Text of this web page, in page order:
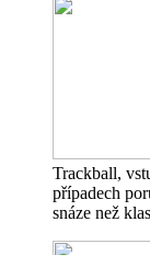
Trackball,
případech
snáze než